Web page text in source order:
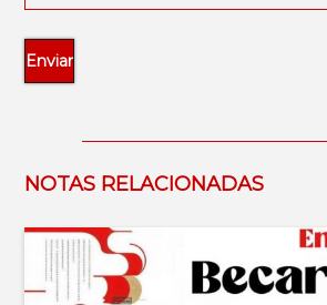
NOTAS RELACIONADAS